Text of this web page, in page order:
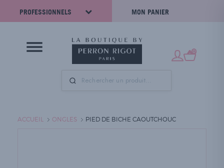
PROFESSIONNELS MON PANIER
0
ACCUEIL ONGLES PIED DE BICHE CAOUTCHOUC